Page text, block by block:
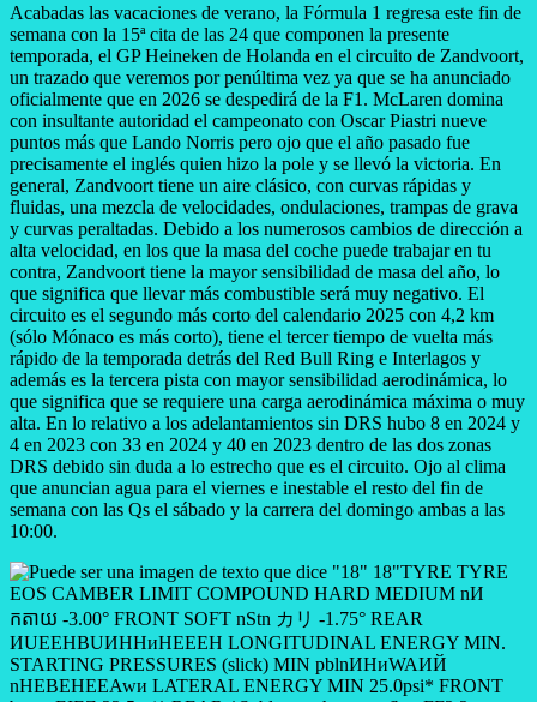
Acabadas las vacaciones de verano, la Fórmula 1 regresa este fin de
semana con la 15ª cita de las 24 que componen la presente
temporada, el GP Heineken de Holanda en el circuito de Zandvoort,
un trazado que veremos por penúltima vez ya que se ha anunciado
oficialmente que en 2026 se despedirá de la F1. McLaren domina
con insultante autoridad el campeonato con Oscar Piastri nueve
puntos más que Lando Norris pero ojo que el año pasado fue
precisamente el inglés quien hizo la pole y se llevó la victoria. En
general, Zandvoort tiene un aire clásico, con curvas rápidas y
fluidas, una mezcla de velocidades, ondulaciones, trampas de grava
y curvas peraltadas. Debido a los numerosos cambios de dirección a
alta velocidad, en los que la masa del coche puede trabajar en tu
contra, Zandvoort tiene la mayor sensibilidad de masa del año, lo
que significa que llevar más combustible será muy negativo. El
circuito es el segundo más corto del calendario 2025 con 4,2 km
(sólo Mónaco es más corto), tiene el tercer tiempo de vuelta más
rápido de la temporada detrás del Red Bull Ring e Interlagos y
además es la tercera pista con mayor sensibilidad aerodinámica, lo
que significa que se requiere una carga aerodinámica máxima o muy
alta. En lo relativo a los adelantamientos sin DRS hubo 8 en 2024 y
4 en 2023 con 33 en 2024 y 40 en 2023 dentro de las dos zonas
DRS debido sin duda a lo estrecho que es el circuito. Ojo al clima
que anuncian agua para el viernes e inestable el resto del fin de
semana con las Qs el sábado y la carrera del domingo ambas a las
10:00.